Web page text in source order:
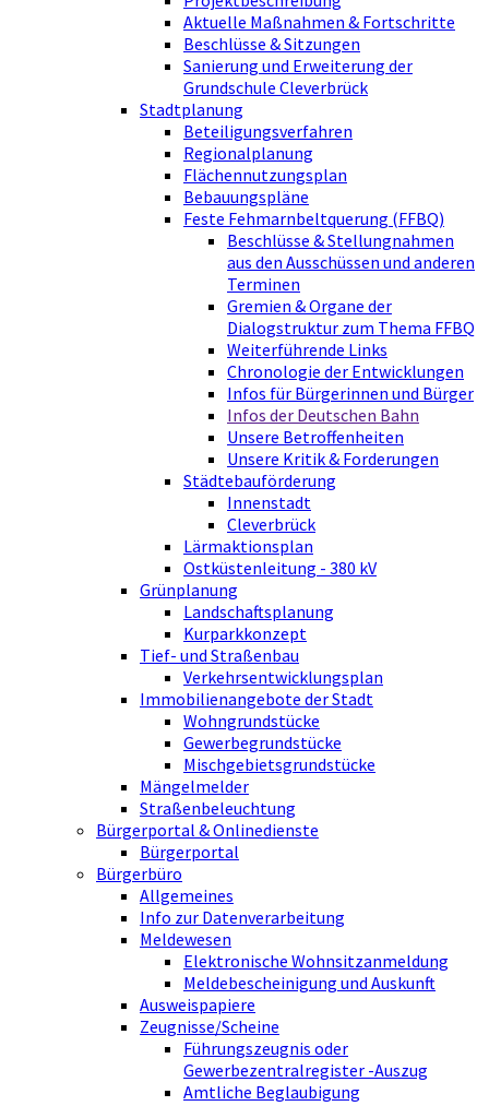
Aktuelle Maßnahmen & Fortschritte
Beschlüsse & Sitzungen
Sanierung und Erweiterung der
Grundschule Cleverbrück
Stadtplanung
Beteiligungsverfahren
Regionalplanung
Flächennutzungsplan
Bebauungspläne
Feste Fehmarnbeltquerung (FFBQ)
Beschlüsse & Stellungnahmen
aus den Ausschüssen und anderen
Terminen
Gremien & Organe der
Dialogstruktur zum Thema FFBQ
Weiterführende Links
Chronologie der Entwicklungen
Infos für Bürgerinnen und Bürger
Infos der Deutschen Bahn
Unsere Betroffenheiten
Unsere Kritik & Forderungen
Städtebauförderung
Innenstadt
Cleverbrück
Lärmaktionsplan
Ostküstenleitung - 380 kV
Grünplanung
Landschaftsplanung
Kurparkkonzept
Tief- und Straßenbau
Verkehrsentwicklungsplan
Immobilienangebote der Stadt
Wohngrundstücke
Gewerbegrundstücke
Mischgebietsgrundstücke
Mängelmelder
Straßenbeleuchtung
Bürgerportal & Onlinedienste
Bürgerportal
Bürgerbüro
Allgemeines
Info zur Datenverarbeitung
Meldewesen
Elektronische Wohnsitzanmeldung
Meldebescheinigung und Auskunft
Ausweispapiere
Zeugnisse/Scheine
Führungszeugnis oder
Gewerbezentralregister -Auszug
Amtliche Beglaubigung